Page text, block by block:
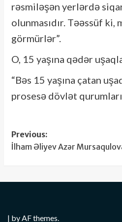
rəsmiləşən yerlərdə
olunmasıdır. Təəssüf
görmürlər”.
O, 15 yaşına qədər
“Bəs 15 yaşına çatan
prosesə dövlət
Post
navigation
Previous:
İlham Əliyev Azər
| by AF themes.